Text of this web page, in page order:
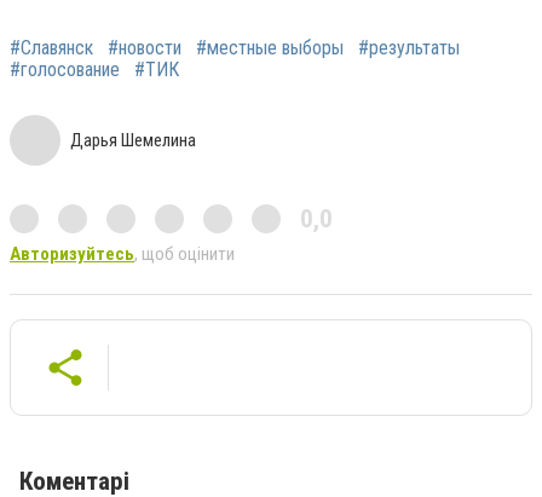
#Славянск #новости #местные выборы
#результаты
#голосование
#ТИК
Дарья Шемелина
0,0
Авторизуйтесь, щоб оцінити
Коментарі